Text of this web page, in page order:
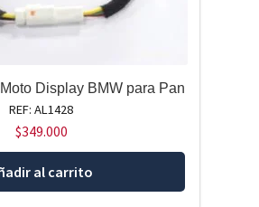
Display BMW para Pan
REF: AL1428
$349.000
al carrito